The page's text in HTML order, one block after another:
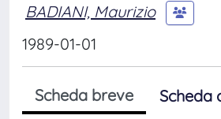
BADIANI, Maurizio
1989-01-01
Scheda breve
Scheda